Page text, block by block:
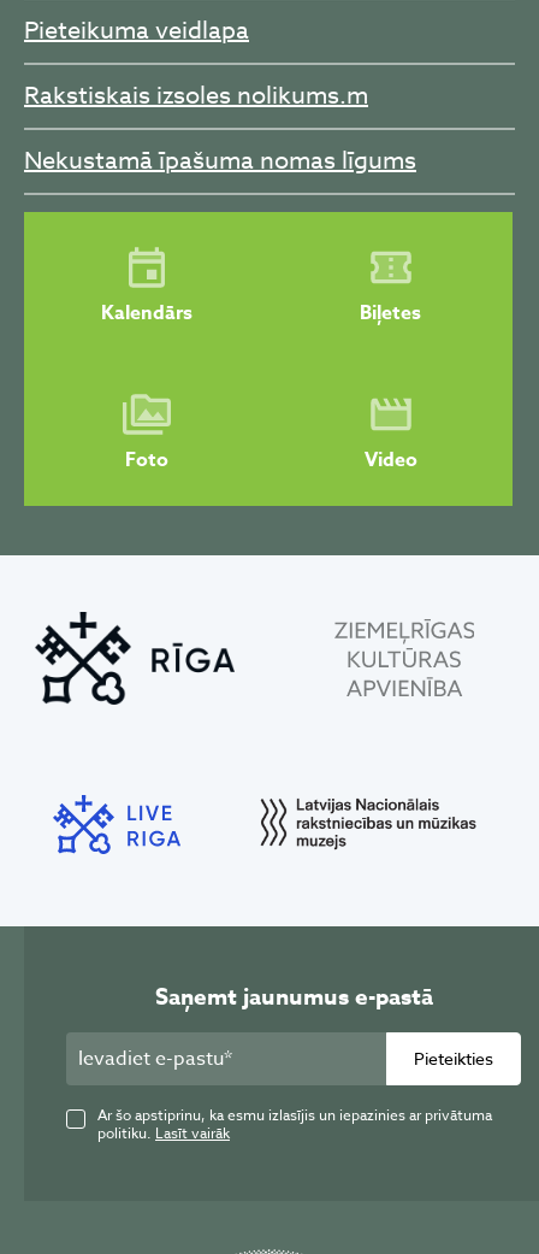
Pieteikuma veidlapa
Rakstiskais izsoles nolikums.m
Nekustamā īpašuma nomas līgums
Kalendārs Biļetes
Foto Video
Saņemt jaunumus e-pastā
Pieteikties
Ar šo apstiprinu, ka esmu izlasījis un iepazinies ar privātuma
politiku. Lasīt vairāk